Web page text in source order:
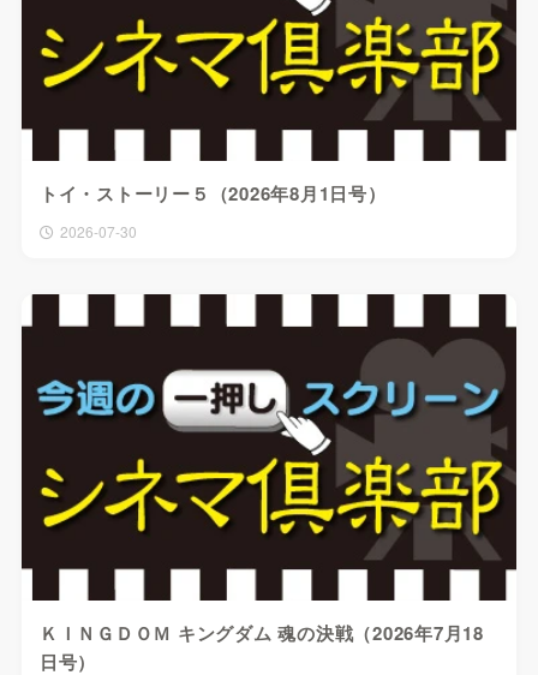
トイ・ストーリー５（2026年8月1日号）
2026-07-30
ＫＩＮＧＤＯＭ キングダム 魂の決戦（2026年7月18
日号）